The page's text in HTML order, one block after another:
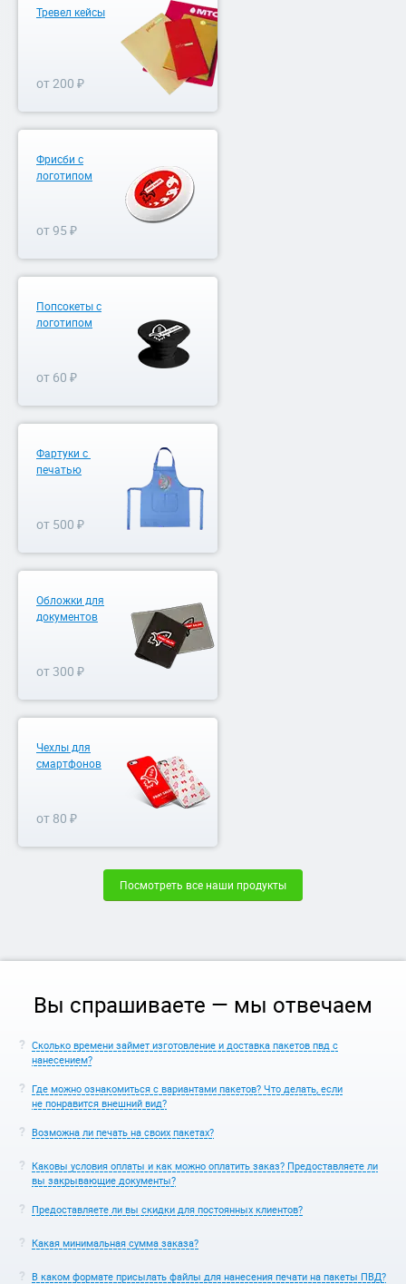
Тревел кейсы
от 200 ₽
Фрисби с
логотипом
от 95 ₽
Попсокеты с
логотипом
от 60 ₽
Фартуки с
печатью
от 500 ₽
Обложки для
документов
от 300 ₽
Чехлы для
смартфонов
от 80 ₽
Посмотреть все наши продукты
Вы спрашиваете — мы отвечаем
Сколько времени займет изготовление и доставка пакетов пвд с
нанесением?
Где можно ознакомиться с вариантами пакетов? Что делать, если
не понравится внешний вид?
Возможна ли печать на своих пакетах?
Каковы условия оплаты и как можно оплатить заказ? Предоставляете ли
вы закрывающие документы?
Предоставляете ли вы скидки для постоянных клиентов?
Какая минимальная сумма заказа?
В каком формате присылать файлы для нанесения печати на пакеты ПВД?